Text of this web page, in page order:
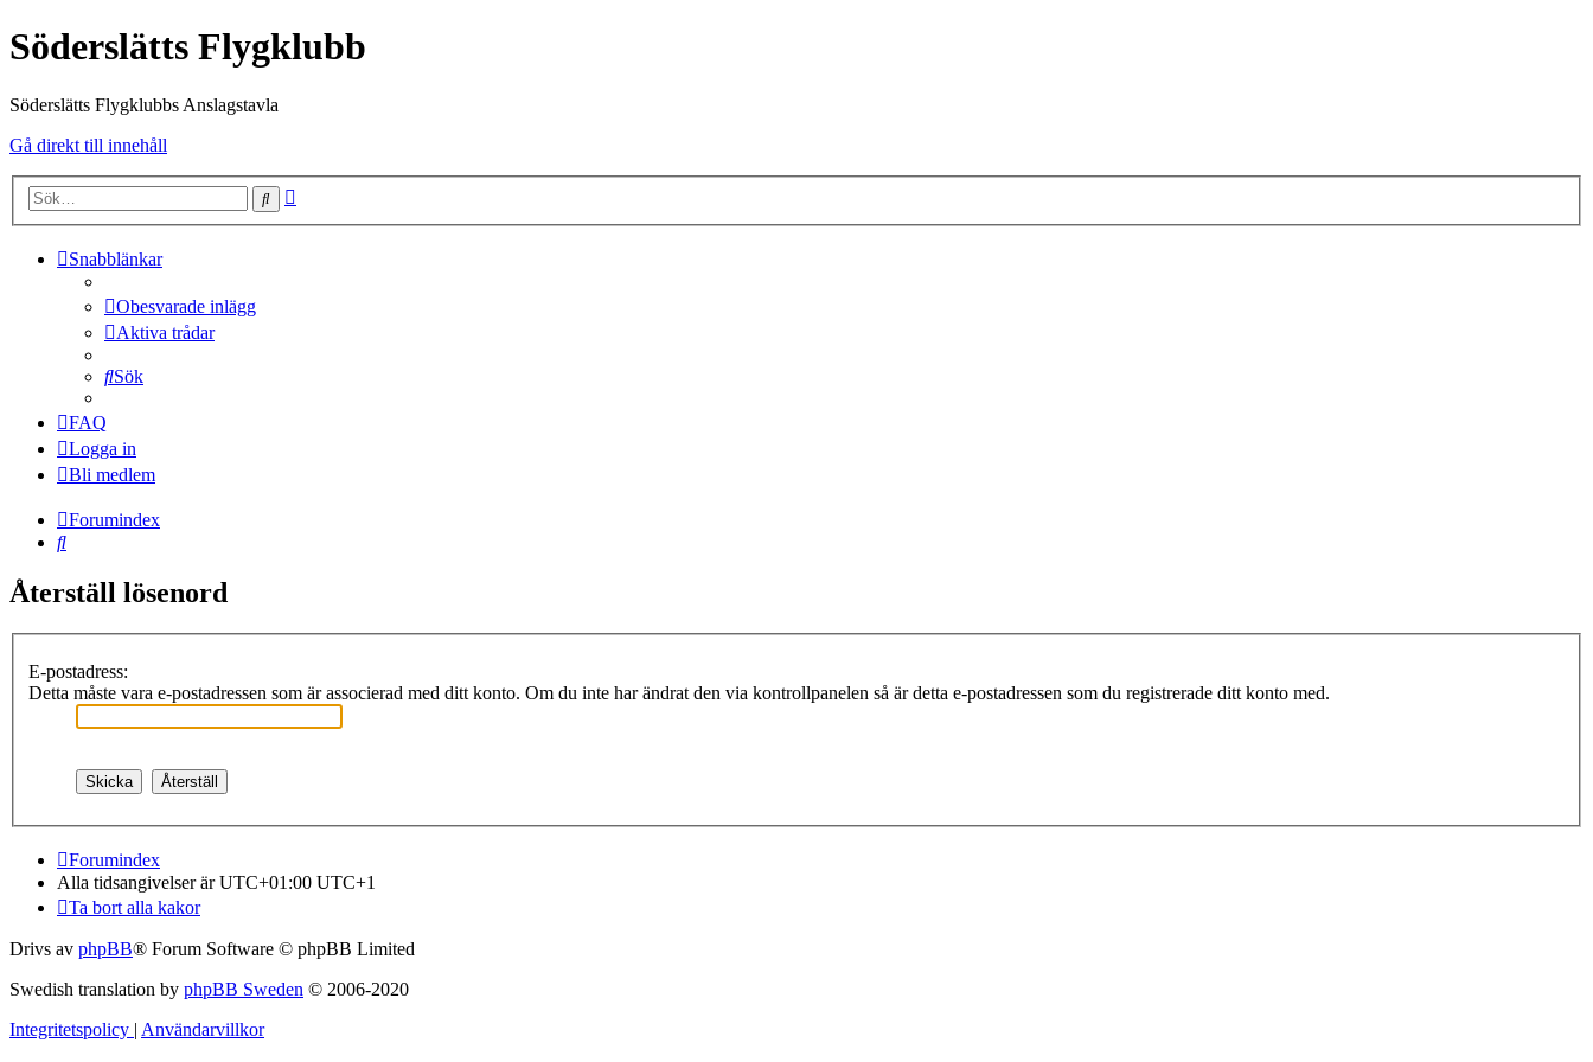
Söderslätts Flygklubb
Söderslätts Flygklubbs Anslagstavla
Gå direkt till innehåll
Sök
Snabblänkar
Obesvarade inlägg
Aktiva trådar
Sök
FAQ
Logga in
Bli medlem
Forumindex
Sök
Återställ lösenord
E-postadress:
Detta måste vara e-postadressen som är associerad med ditt konto. Om du inte har ändrat den via kontrollpanelen så är detta e-postadressen som du registrerade ditt konto med.
Forumindex
Alla tidsangivelser är UTC+01:00 UTC+1
Ta bort alla kakor
Drivs av phpBB® Forum Software © phpBB Limited
Swedish translation by phpBB Sweden © 2006-2020
Integritetspolicy | Användarvillkor